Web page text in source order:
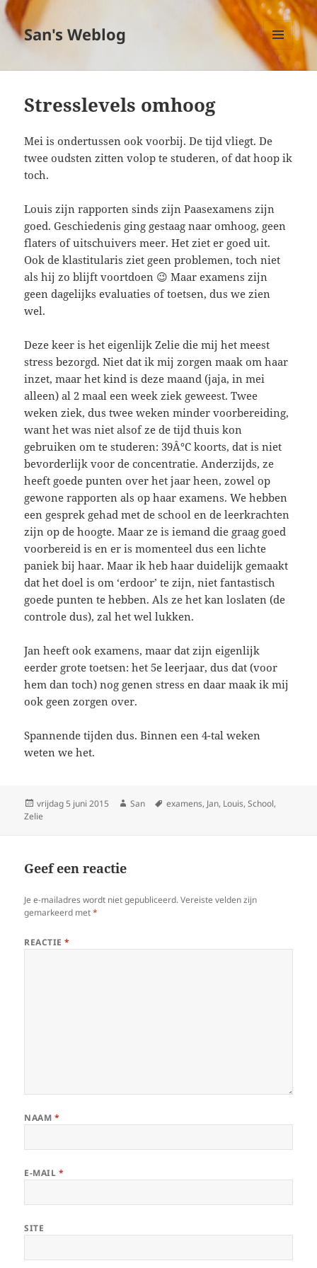
San's Weblog
MENU
EN
Stresslevels omhoog
Mei is ondertussen ook voorbij. De tijd vliegt. De
twee oudsten zitten volop te studeren, of dat hoop ik
toch.
Louis zijn rapporten sinds zijn Paasexamens zijn
goed. Geschiedenis ging gestaag naar omhoog, geen
flaters of uitschuivers meer. Het ziet er goed uit.
Ook de klastitularis ziet geen problemen, toch niet
als hij zo blijft voortdoen 😉 Maar examens zijn
geen dagelijks evaluaties of toetsen, dus we zien
wel.
Deze keer is het eigenlijk Zelie die mij het meest
stress bezorgd. Niet dat ik mij zorgen maak om haar
inzet, maar het kind is deze maand (jaja, in mei
alleen) al 2 maal een week ziek geweest. Twee
weken ziek, dus twee weken minder voorbereiding,
want het was niet alsof ze de tijd thuis kon
gebruiken om te studeren: 39Â°C koorts, dat is niet
bevorderlijk voor de concentratie. Anderzijds, ze
heeft goede punten over het jaar heen, zowel op
gewone rapporten als op haar examens. We hebben
een gesprek gehad met de school en de leerkrachten
zijn op de hoogte. Maar ze is iemand die graag goed
voorbereid is en er is momenteel dus een lichte
paniek bij haar. Maar ik heb haar duidelijk gemaakt
dat het doel is om ‘erdoor’ te zijn, niet fantastisch
goede punten te hebben. Als ze het kan loslaten (de
controle dus), zal het wel lukken.
Jan heeft ook examens, maar dat zijn eigenlijk
eerder grote toetsen: het 5e leerjaar, dus dat (voor
hem dan toch) nog genen stress en daar maak ik mij
ook geen zorgen over.
Spannende tijden dus. Binnen een 4-tal weken
weten we het.
Geplaatst
op
vrijdag 5 juni 2015 Auteur
San Tags
examens, Jan, Louis,School,
Zelie
Geef een reactie
Je e-mailadres wordt niet gepubliceerd. Vereiste velden zijn
gemarkeerd met*
REACTIE*
NAAM *
E-MAIL *
SITE